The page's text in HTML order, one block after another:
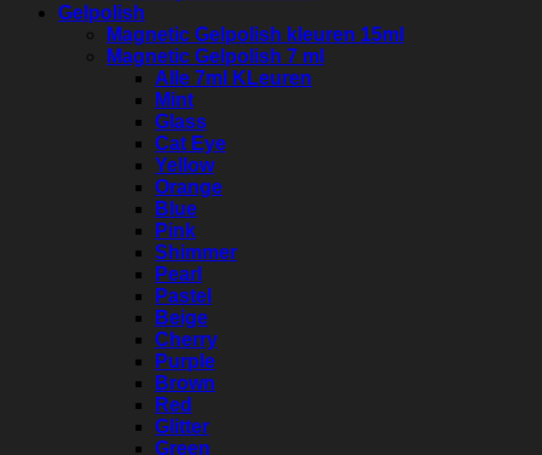
Gelpolish
Magnetic Gelpolish kleuren 15ml
Magnetic Gelpolish 7 ml
Alle 7ml KLeuren
Mint
Glass
Cat Eye
Yellow
Orange
Blue
Pink
Shimmer
Pearl
Pastel
Beige
Cherry
Purple
Brown
Red
Glitter
Green